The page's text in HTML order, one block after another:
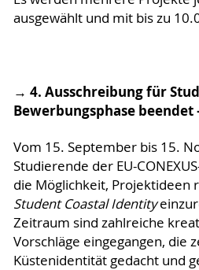
ausgewählt und mit bis zu
→ 4. Ausschreibung für
Bewerbungsphase beendet
Vom 15. September bis 15.
Studierende der EU-
die Möglichkeit, Projektideen
Student Coastal Identity
Zeitraum sind zahlreiche
Vorschläge eingegangen, die
Küstenidentität gedacht und